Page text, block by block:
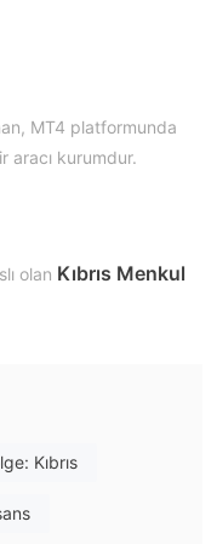
MT4 platformunda
aracı kurumdur.
olan Kıbrıs Menkul
hesabı sunar ve
Kıbrıs